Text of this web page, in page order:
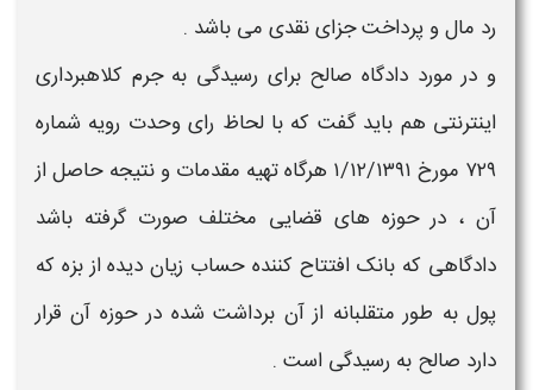
رد مال و پرداخت جزای نقدی می باشد .
و در مورد دادگاه صالح برای رسیدگی به جرم کلاهبرداری
اینترنتی هم باید گفت که با لحاظ رای وحدت رویه شماره
۷۲۹ مورخ ۱/۱۲/۱۳۹۱ هرگاه تهیه مقدمات و نتیجه حاصل از
آن ، در حوزه های قضایی مختلف صورت گرفته باشد
دادگاهی که بانک افتتاح کننده حساب زیان دیده از بزه که
پول به طور متقلبانه از آن برداشت شده در حوزه آن قرار
دارد صالح به رسیدگی است .